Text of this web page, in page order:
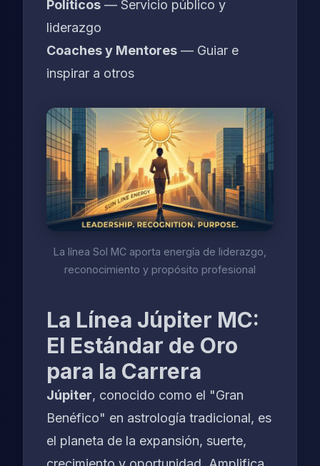
Políticos — Servicio público y
liderazgo
Coaches y Mentores — Guiar e
inspirar a otros
La línea Sol MC aporta energía de liderazgo,
reconocimiento y propósito profesional
La Línea Júpiter MC:
El Estándar de Oro
para la Carrera
Júpiter, conocido como el "Gran
Benéfico" en astrología tradicional, es
el planeta de la expansión, suerte,